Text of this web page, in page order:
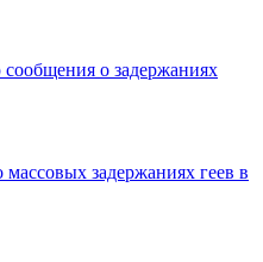
о задержаниях
массовых задержаниях геев в